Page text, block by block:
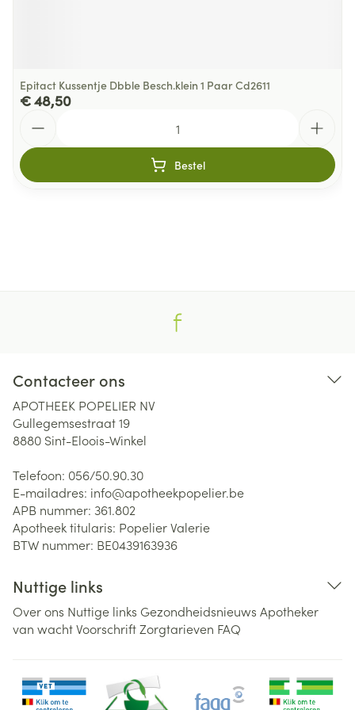
Epitact Kussentje Dbble Besch.klein 1 Paar Cd2611
€ 48,50
Bestel
Contacteer ons
APOTHEEK POPELIER NV
Gullegemsestraat 19
8880 Sint-Eloois-Winkel
Telefoon: 056/50.90.30
E-mailadres: info@apotheekpopelier.be
APB nummer: 361.802
Apotheek titularis: Popelier Valerie
BTW nummer: BE0439163936
Nuttige links
Over ons Nuttige links Gezondheidsnieuws Apotheker
van wachtVoorschriftZorgtarieven FAQ